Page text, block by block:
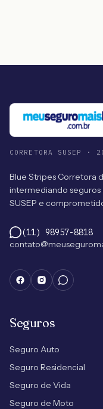
CORRETORA SUSEP ·
Blue Stripes Corretora
intermediando seguros
SUSEP e
(11) 98957-8818
Seguros
Seguro Auto
Seguro Residencial
Seguro de Vida
Seguro de Moto